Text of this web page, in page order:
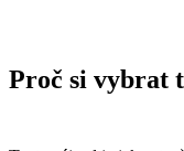
Proč si vybrat